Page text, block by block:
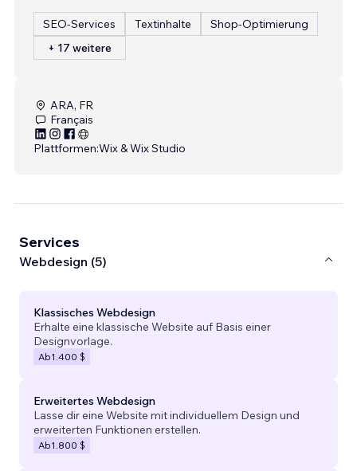
SEO-Services Textinhalte
Shop-Optimierung
+ 17 weitere
ARA, FR
Français
Plattformen:Wix & Wix Studio
Services
Webdesign (5)
Klassisches Webdesign
Erhalte eine klassische Website auf Basis einer
Designvorlage.
Ab1.400 $
Erweitertes Webdesign
Lasse dir eine Website mit individuellem Design und
erweiterten Funktionen erstellen.
Ab1.800 $